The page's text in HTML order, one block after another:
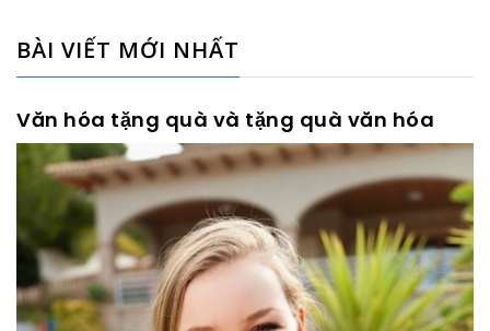
BÀI VIẾT MỚI NHẤT
Văn hóa tặng quà và tặng quà văn hóa